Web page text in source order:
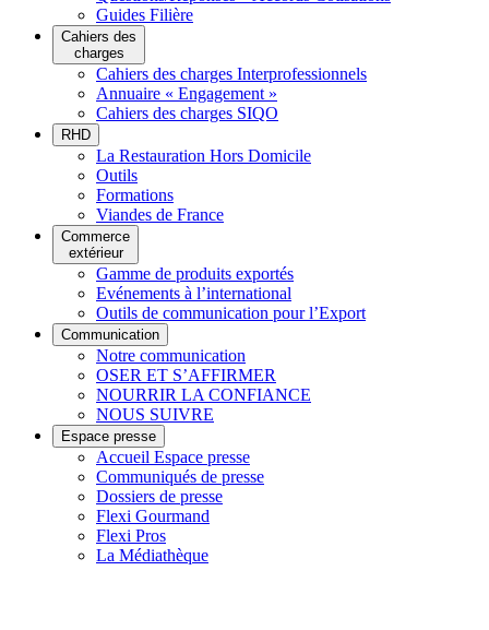
Guides Filière
Cahiers des
charges
Cahiers des charges Interprofessionnels
Annuaire « Engagement »
Cahiers des charges SIQO
RHD
La Restauration Hors Domicile
Outils
Formations
Viandes de France
Commerce
extérieur
Gamme de produits exportés
Evénements à l’international
Outils de communication pour l’Export
Communication
Notre communication
OSER ET S’AFFIRMER
NOURRIR LA CONFIANCE
NOUS SUIVRE
Espace presse
Accueil Espace presse
Communiqués de presse
Dossiers de presse
Flexi Gourmand
Flexi Pros
La Médiathèque